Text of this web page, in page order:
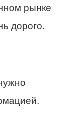
рынке
дорого.